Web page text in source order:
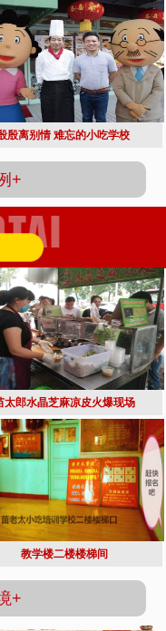
殷离别情 难忘的小吃学校
+
太郎水晶芝麻凉皮火爆现场
教学楼二楼楼梯间
+